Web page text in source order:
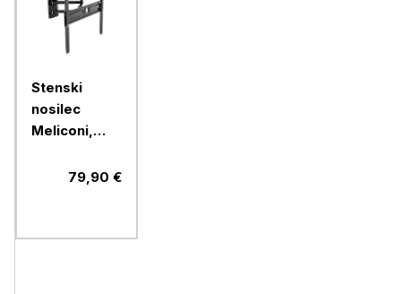
Stenski
nosilec
Meliconi,
FDR400,79,90 €